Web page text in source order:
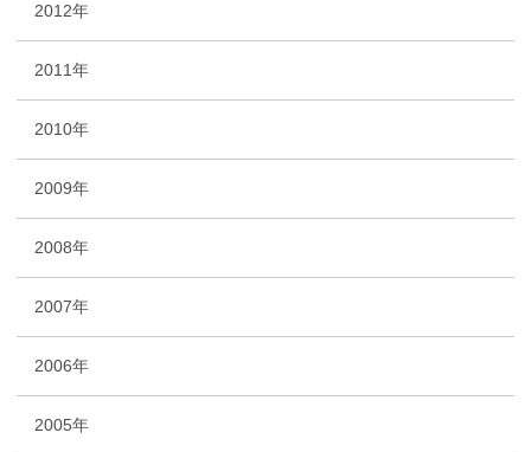
2012年
2011年
2010年
2009年
2008年
2007年
2006年
2005年